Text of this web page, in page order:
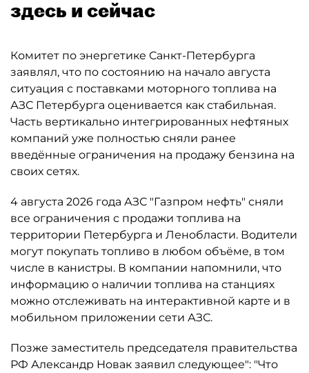
здесь и сейчас
Комитет по энергетике Санкт-Петербурга
заявлял, что по состоянию на начало августа
ситуация с поставками моторного топлива на
АЗС Петербурга оценивается как стабильная.
Часть вертикально интегрированных нефтяных
компаний уже полностью сняли ранее
введённые ограничения на продажу бензина на
своих сетях.
4 августа 2026 года АЗС "Газпром нефть" сняли
все ограничения с продажи топлива на
территории Петербурга и Ленобласти. Водители
могут покупать топливо в любом объёме, в том
числе в канистры. В компании напомнили, что
информацию о наличии топлива на станциях
можно отслеживать на интерактивной карте и в
мобильном приложении сети АЗС.
Позже заместитель председателя правительства
РФ Александр Новак заявил следующее": "Что